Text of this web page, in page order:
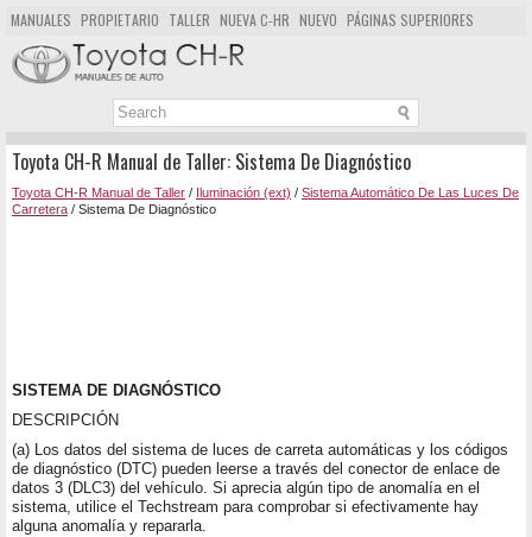
MANUALES PROPIETARIO TALLER NUEVA C-HR NUEVO PÁGINAS SUPERIORES
MAPA DEL SITIO
BUSCAR
Toyota CH-R Manual de Taller: Sistema De Diagnóstico
Toyota CH-R Manual de Taller / Iluminación (ext) / Sistema Automático De Las Luces De
Carretera / Sistema De Diagnóstico
SISTEMA DE DIAGNÓSTICO
DESCRIPCIÓN
(a) Los datos del sistema de luces de carreta automáticas y los códigos
de diagnóstico (DTC) pueden leerse a través del conector de enlace de
datos 3 (DLC3) del vehículo. Si aprecia algún tipo de anomalía en el
sistema, utilice el Techstream para comprobar si efectivamente hay
alguna anomalía y repararla.